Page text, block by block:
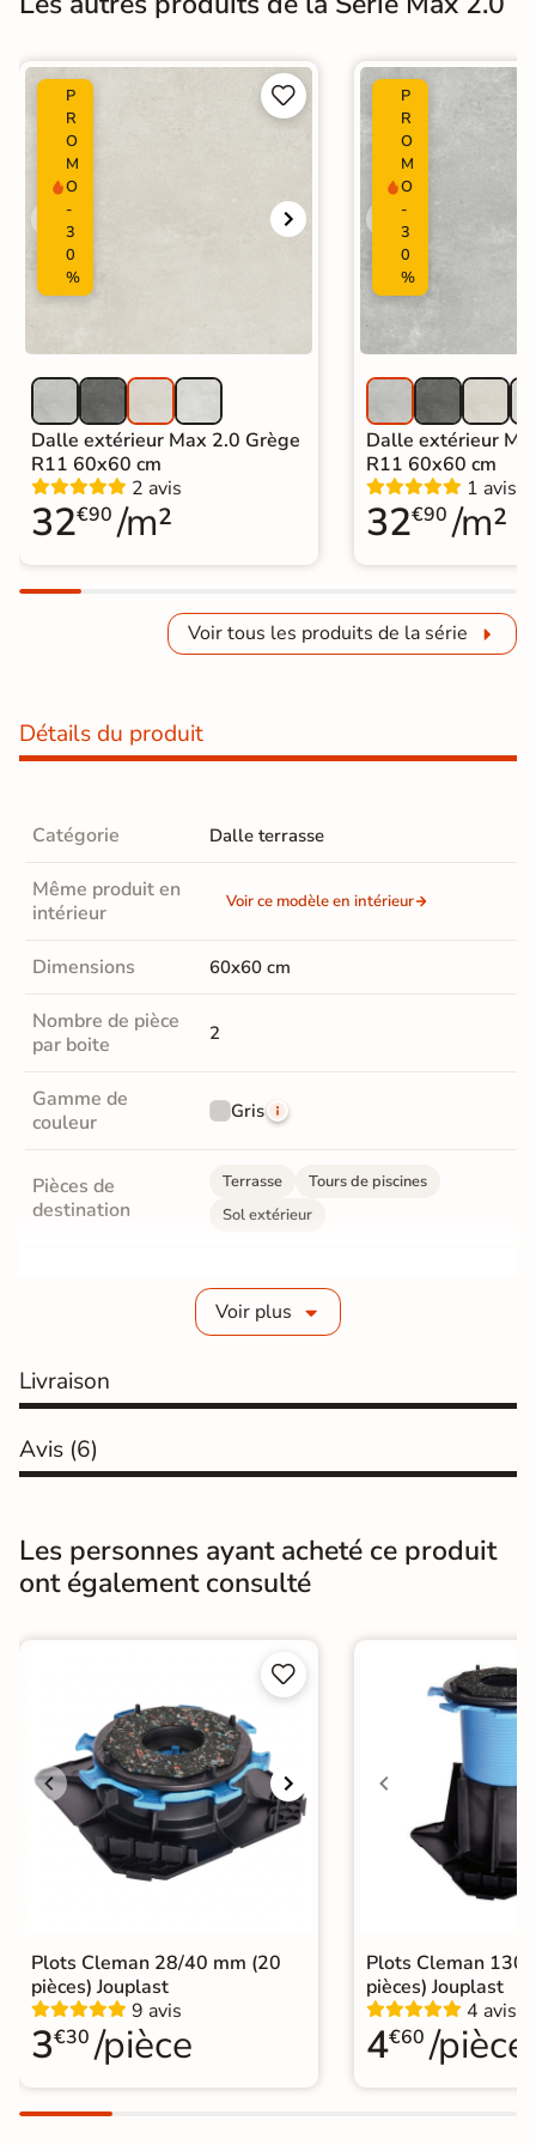
P
R
O
M
O
-
3
0
%


Dalle extérieur Max 2.0 Grège
R11 60x60 cm
2 avis
32€90 /m²
P
R
O
M
O
-
3
0
%
Dalle extérieur
R11 60x60 cm
1 avis
32€90 /m²
Voir tous les produits de la série
Détails du produit
Catégorie Dalle terrasse
Même produit en
intérieur
Voir ce modèle en intérieur
Dimensions 60x60 cm
Nombre de pièce
par boite
2
Gamme de
couleur
Gris
Pièces de
destination
Terrasse
Tours de piscines
Sol extérieur
Grès cérame émaillé
Grès cérame épaisseur 2 cm
Epaisseur
Coefficient
antidérapant
l'usure
GR5 - Ultra-résistant
Masse colorée
Mate
Surface Antidérapante
Nombres de
tampons
36
Variation de la
couleur
V3
Conditionnement
Voir plus
Livraison
Avis (6)
Les personnes ayant acheté ce produit
ont également consulté


Plots Cleman 28/40 mm (20
pièces) Jouplast
9 avis
3€30 /pièce
Plots Cleman
pièces) Jouplast
4 avis
4€60 /pièce